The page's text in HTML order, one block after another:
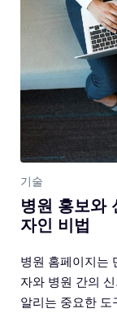
기술
병원 홍보와
자인 비법
병원 홈페이지는
자와 병원 간의
알리는 중요한 도